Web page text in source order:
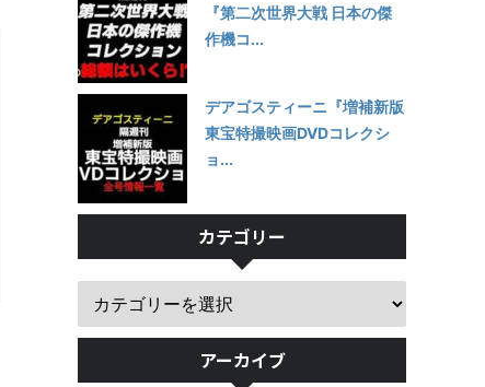
『第二次世界大戦 日本の傑
作機コ...
デアゴスティーニ『増補新版
東宝特撮映画DVDコレクシ
ョ...
カテゴリー
アーカイブ